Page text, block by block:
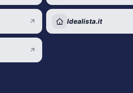
Idealista.it